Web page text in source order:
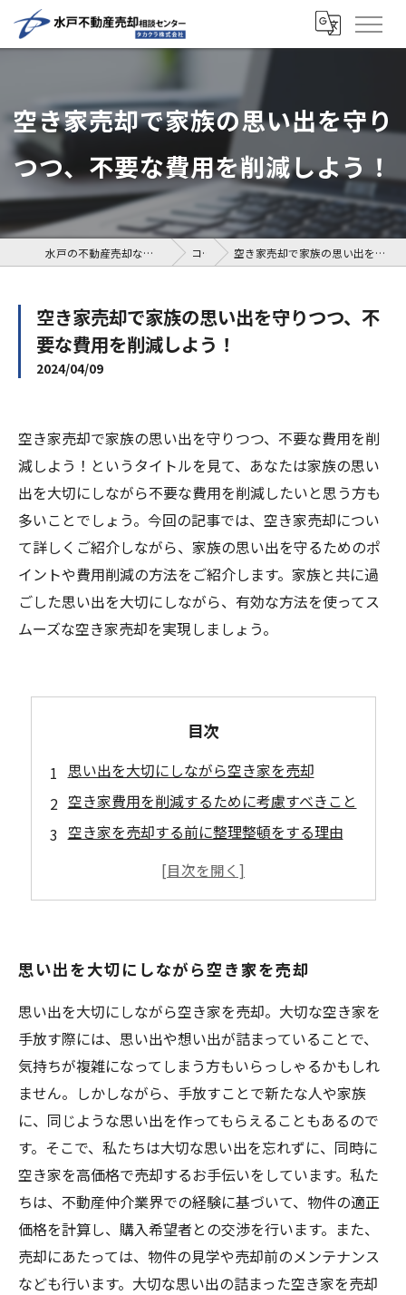
空き家売却で家族の思い出を守り
つつ、不要な費用を削減しよう！
水戸の不動産売却なら水戸不動産売却相談センター コラム 空き家売却で家族の思い出を守りつつ、不要な費用を削減しよう！
空き家売却で家族の思い出を守りつつ、不
要な費用を削減しよう！
2024/04/09
空き家売却で家族の思い出を守りつつ、不要な費用を削
減しよう！というタイトルを見て、あなたは家族の思い
出を大切にしながら不要な費用を削減したいと思う方も
多いことでしょう。今回の記事では、空き家売却につい
て詳しくご紹介しながら、家族の思い出を守るためのポ
イントや費用削減の方法をご紹介します。家族と共に過
ごした思い出を大切にしながら、有効な方法を使ってス
ムーズな空き家売却を実現しましょう。
目次
思い出を大切にしながら空き家を売却
空き家費用を削減するために考慮すべきこと
空き家を売却する前に整理整頓をする理由
空き家の査定方法とは？
思い出を大切にしながら空き家を売却
思い出を大切にしながら空き家を売却。大切な空き家を
手放す際には、思い出や想い出が詰まっていることで、
気持ちが複雑になってしまう方もいらっしゃるかもしれ
ません。しかしながら、手放すことで新たな人や家族
に、同じような思い出を作ってもらえることもあるので
す。そこで、私たちは大切な思い出を忘れずに、同時に
空き家を高価格で売却するお手伝いをしています。私た
ちは、不動産仲介業界での経験に基づいて、物件の適正
価格を計算し、購入希望者との交渉を行います。また、
売却にあたっては、物件の見学や売却前のメンテナンス
なども行います。大切な思い出の詰まった空き家を売却